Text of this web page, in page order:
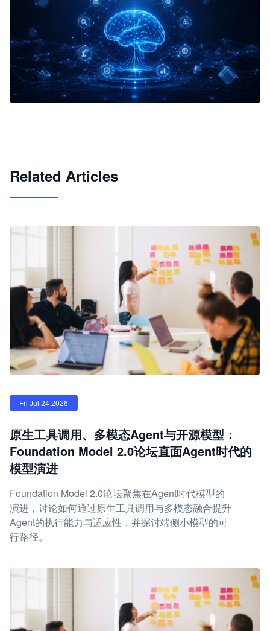
Related Articles
Fri Jul 24 2026
原生工具调用、多模态Agent与开源模型：
Foundation Model 2.0论坛直面Agent时代的
模型演进
Foundation Model 2.0论坛聚焦在Agent时代模型的
演进，讨论如何通过原生工具调用与多模态融合提升
Agent的执行能力与适应性，并探讨端侧小模型的可
行路径。